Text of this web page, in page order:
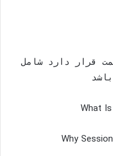
قرار دارد شامل
What Is
Why